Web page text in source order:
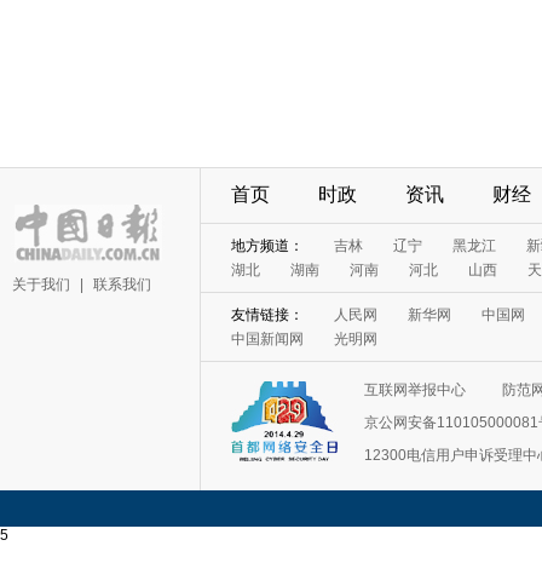
关于我们 联系我们
首页 时政 资讯 财经
地方频道： 吉林 辽宁 黑龙江
湖北
湖南 河南 河北 山西
友情链接： 人民网 新华网
中国网
中国新闻网
光明网
互联网举报中心
防范
京公网安备110105000081
12300电信用户申诉受理中
5